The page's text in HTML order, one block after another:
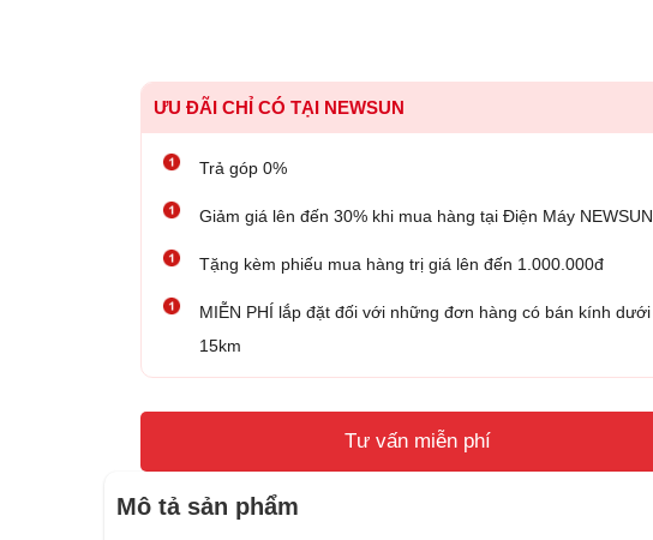
ƯU ĐÃI CHỈ CÓ TẠI NEWSUN
Trả góp 0%
Giảm giá lên đến 30% khi mua hàng tại Điện Máy NEWSUN
Tặng kèm phiếu mua hàng trị giá lên đến 1.000.000đ
MIỄN PHÍ lắp đặt đối với những đơn hàng có bán kính dưới
15km
Tư vấn miễn phí
Mô tả sản phẩm